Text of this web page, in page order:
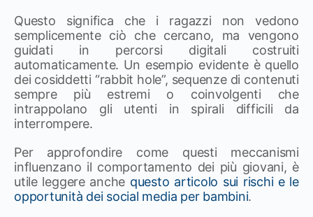
Questo significa che i ragazzi non vedono
semplicemente ciò che cercano, ma vengono
guidati in percorsi digitali costruiti
automaticamente. Un esempio evidente è quello
dei cosiddetti “rabbit hole”, sequenze di contenuti
sempre più estremi o coinvolgenti che
intrappolano gli utenti in spirali difficili da
interrompere.
Per approfondire come questi meccanismi
influenzano il comportamento dei più giovani, è
utile leggere anche questo articolo sui rischi e le
opportunità dei social media per bambini.